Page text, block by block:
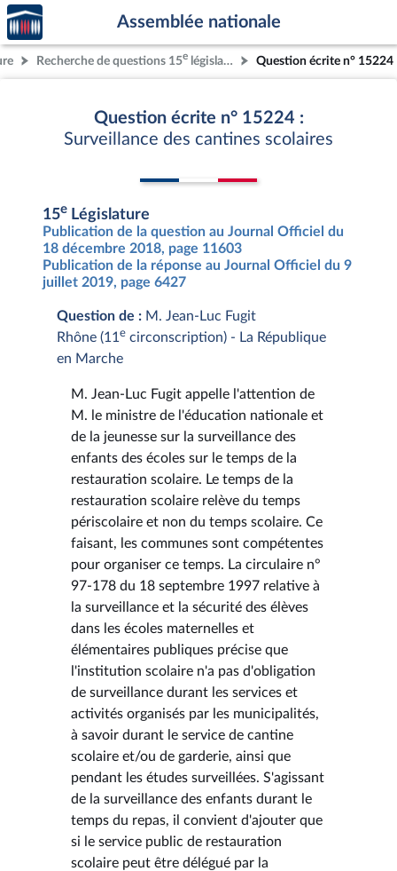
Aller au contenu
Aller en bas de la page
Accèder
à la
page
d'accueil
Assemblée nationale
Recherche de questions 15e législature Question écrite n° 15224
Question écrite n° 15224 :
Surveillance des cantines scolaires
15e Législature
Publication de la question au Journal Officiel du
18 décembre 2018, page 11603
Publication de la réponse au Journal Officiel du 9
juillet 2019, page 6427
Question de : M. Jean-Luc Fugit
Rhône (11 e circonscription) - La République
en Marche
M. Jean-Luc Fugit appelle l'attention de
M. le ministre de l'éducation nationale et
de la jeunesse sur la surveillance des
enfants des écoles sur le temps de la
restauration scolaire. Le temps de la
restauration scolaire relève du temps
périscolaire et non du temps scolaire. Ce
faisant, les communes sont compétentes
pour organiser ce temps. La circulaire n°
97-178 du 18 septembre 1997 relative à
la surveillance et la sécurité des élèves
dans les écoles maternelles et
élémentaires publiques précise que
l'institution scolaire n'a pas d'obligation
de surveillance durant les services et
activités organisés par les municipalités,
à savoir durant le service de cantine
scolaire et/ou de garderie, ainsi que
pendant les études surveillées. S'agissant
de la surveillance des enfants durant le
temps du repas, il convient d'ajouter que
si le service public de restauration
scolaire peut être délégué par la